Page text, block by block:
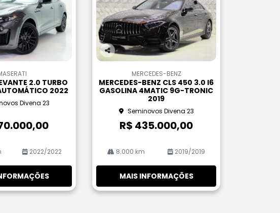
2.0 TURBO
2022
Divena 23
2022/2022
Co
rtil
he
MERCEDES-BENZ
MERCEDES-BENZ CLS 450 3.0 I6
GASOLINA 4MATIC 9G-TRONIC
2019
Seminovos Divena 23
R$ 435.000,00
8.000 km 2019/2019
MAIS INFORMAÇÕES